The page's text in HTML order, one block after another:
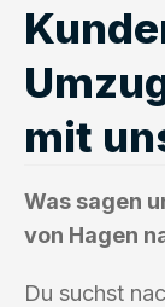
mit
Was sagen
von Hagen
Du suchst